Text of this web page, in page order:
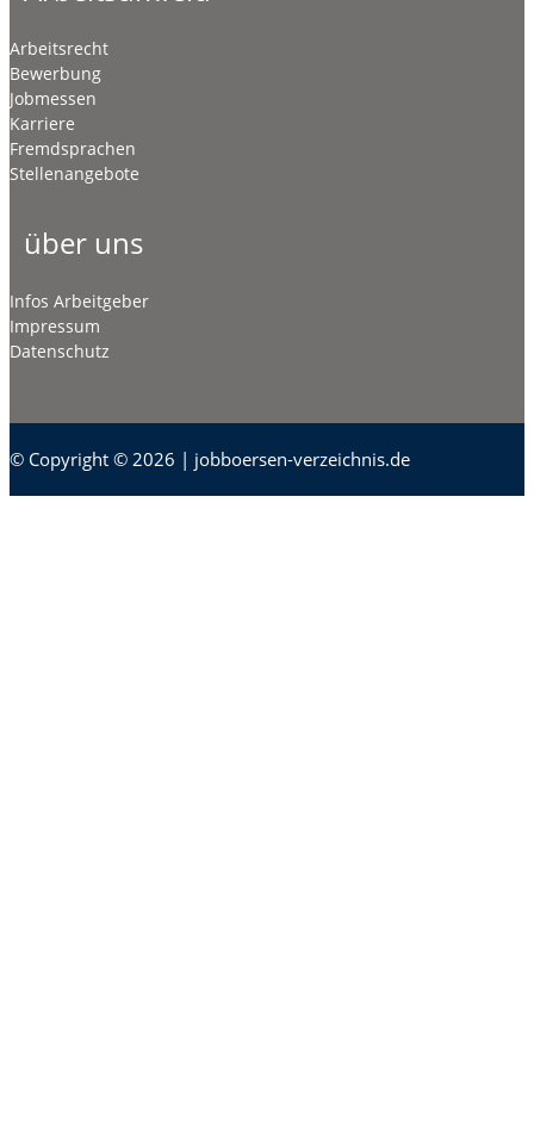
Arbeitsrecht
Bewerbung
Jobmessen
Karriere
Fremdsprachen
Stellenangebote
über uns
Infos Arbeitgeber
Impressum
Datenschutz
© Copyright © 2026 | jobboersen-verzeichnis.de